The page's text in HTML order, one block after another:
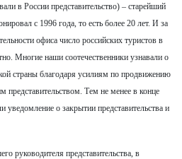
в России представительство) – старейший
с 1996 года, то есть более 20 лет. И за
офиса число российских туристов в
Многие наши соотечественники узнавали о
страны благодаря усилиям по продвижению
представительством. Тем не менее в конце
уведомление о закрытии представительства и
руководителя представительства, в